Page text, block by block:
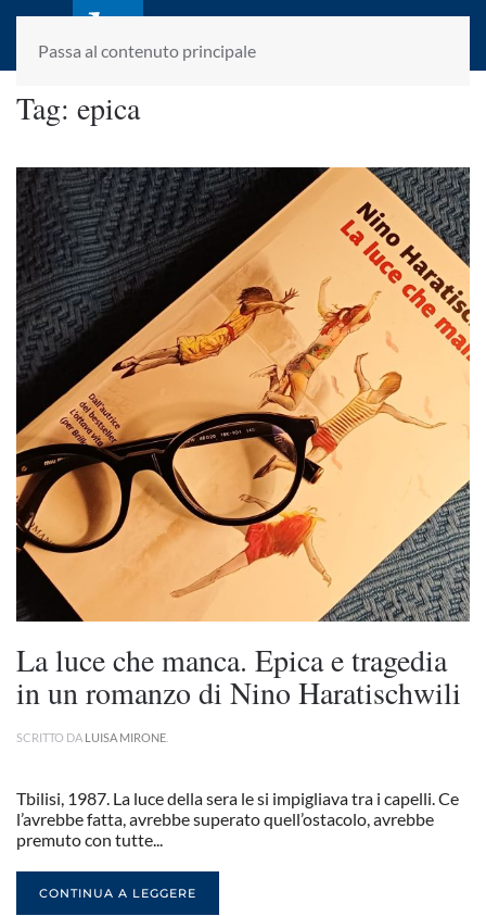
Passa al contenuto principale
laletteraturaenoi.it
fondato da Romano Luperini
Tag: epica
La luce che manca. Epica e tragedia
in un romanzo di Nino Haratischwili
SCRITTO DA LUISA MIRONE
Tbilisi, 1987. La luce della sera le si impigliava tra i capelli. Ce
l’avrebbe fatta, avrebbe superato quell’ostacolo, avrebbe
premuto con tutte...
CONTINUA A LEGGERE